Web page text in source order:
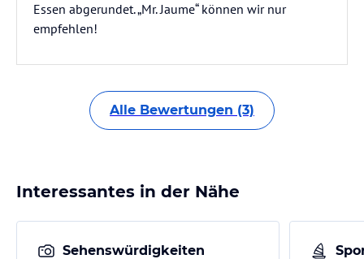
Essen abgerundet. „Mr. Jaume“ können wir nur
empfehlen!
Alle Bewertungen (3)
Interessantes in der Nähe
Sehenswürdigkeiten